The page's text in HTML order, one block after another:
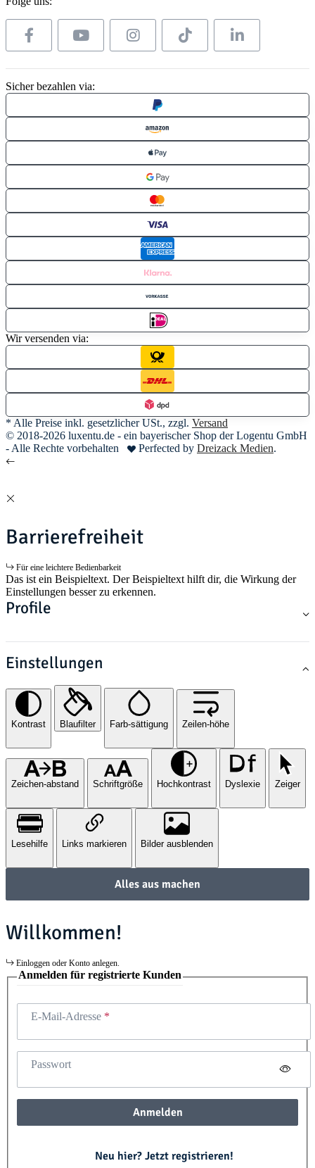
Sicher bezahlen via:
Wir versenden via:
* Alle Preise inkl. gesetzlicher USt., zzgl. Versand
© 2018-2026 luxentu.de - ein bayerischer Shop der Logentu GmbH
- Alle Rechte vorbehalten
Perfected by Dreizack Medien.
Barrierefreiheit
Für eine leichtere Bedienbarkeit
Das ist ein Beispieltext. Der Beispieltext hilft dir, die Wirkung der
Einstellungen besser zu erkennen.
Profile
Einstellungen
Kontrast Blaufilter Farb-sättigung Zeilen-höhe
Zeichen-abstand Schriftgröße Hochkontrast Dyslexie Zeiger
Lesehilfe Links markieren Bilder ausblenden
Alles aus machen
Willkommen!
Einloggen oder Konto anlegen.
Anmelden für registrierte Kunden
E-Mail-Adresse
Passwort
Anmelden
Neu hier? Jetzt registrieren!